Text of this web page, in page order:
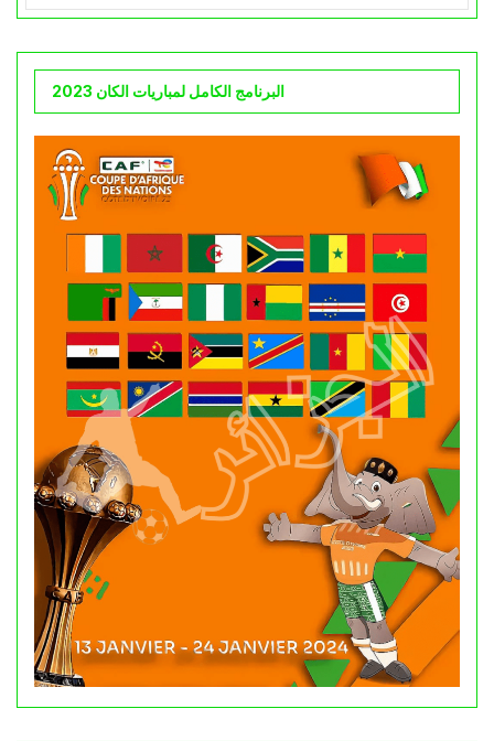
البرنامج الكامل لمباريات الكان 2023